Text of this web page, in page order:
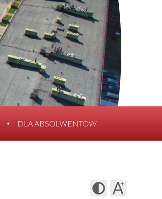
DLA ABSOLWENTÓW